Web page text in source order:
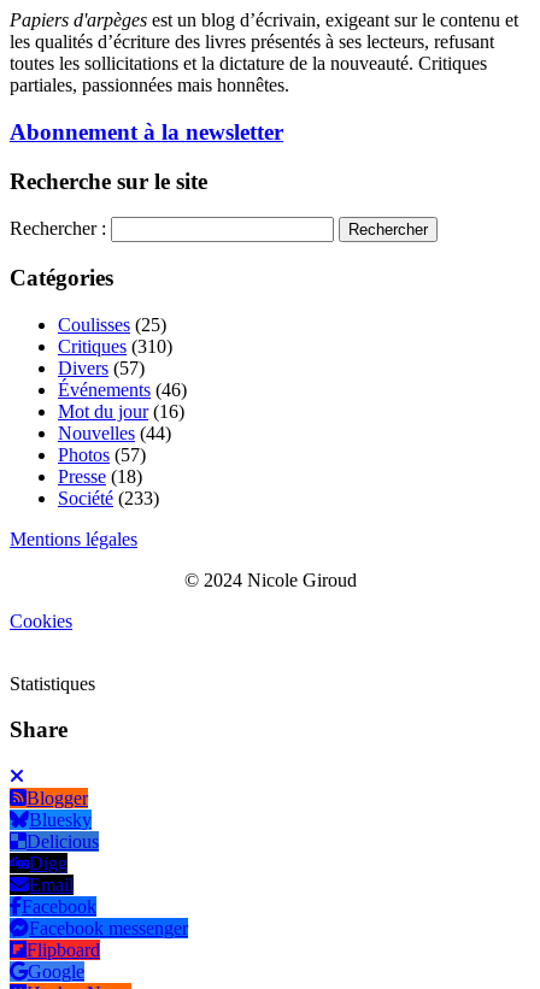
Papiers d'arpèges est un blog d’écrivain, exigeant sur le contenu et
les qualités d’écriture des livres présentés à ses lecteurs, refusant
toutes les sollicitations et la dictature de la nouveauté. Critiques
partiales, passionnées mais honnêtes.
Abonnement à la newsletter
Recherche sur le site
Rechercher :
Catégories
Coulisses (25)
Critiques (310)
Divers (57)
Événements (46)
Mot du jour(16)
Nouvelles (44)
Photos (57)
Presse (18)
Société (233)
Mentions légales
© 2024 Nicole Giroud
Cookies
Statistiques
Share
Blogger
Bluesky
Delicious
Digg
Email
Facebook
Facebook messenger
Flipboard
Google